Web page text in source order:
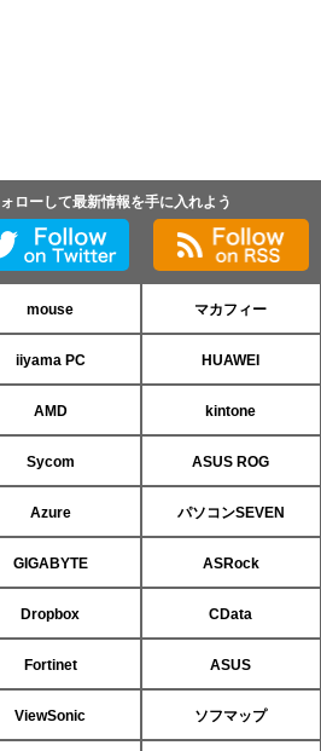
ローして最新情報を手に入れよう
mouse マカフィー
iiyama PC HUAWEI
AMD kintone
Sycom ASUS ROG
Azure パソコンSEVEN
GIGABYTE ASRock
Dropbox CData
Fortinet ASUS
ViewSonic ソフマップ